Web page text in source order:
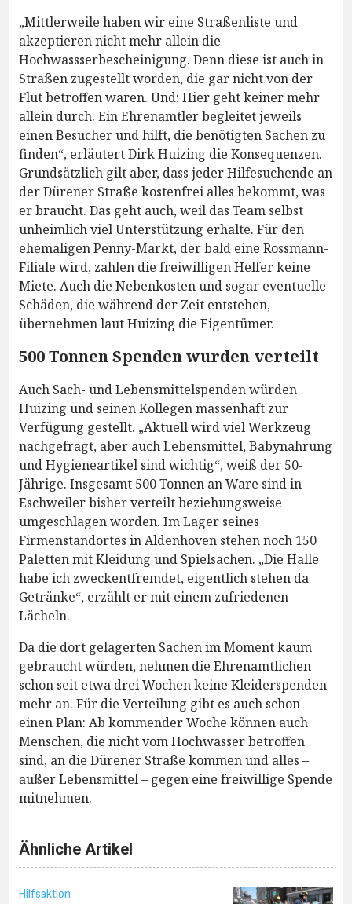
„Mittlerweile haben wir eine Straßenliste und
akzeptieren nicht mehr allein die
Hochwassserbescheinigung. Denn diese ist auch in
Straßen zugestellt worden, die gar nicht von der
Flut betroffen waren. Und: Hier geht keiner mehr
allein durch. Ein Ehrenamtler begleitet jeweils
einen Besucher und hilft, die benötigten Sachen zu
finden“, erläutert Dirk Huizing die Konsequenzen.
Grundsätzlich gilt aber, dass jeder Hilfesuchende an
der Dürener Straße kostenfrei alles bekommt, was
er braucht. Das geht auch, weil das Team selbst
unheimlich viel Unterstützung erhalte. Für den
ehemaligen Penny-Markt, der bald eine Rossmann-
Filiale wird, zahlen die freiwilligen Helfer keine
Miete. Auch die Nebenkosten und sogar eventuelle
Schäden, die während der Zeit entstehen,
übernehmen laut Huizing die Eigentümer.
500 Tonnen Spenden wurden verteilt
Auch Sach- und Lebensmittelspenden würden
Huizing und seinen Kollegen massenhaft zur
Verfügung gestellt. „Aktuell wird viel Werkzeug
nachgefragt, aber auch Lebensmittel, Babynahrung
und Hygieneartikel sind wichtig“, weiß der 50-
Jährige. Insgesamt 500 Tonnen an Ware sind in
Eschweiler bisher verteilt beziehungsweise
umgeschlagen worden. Im Lager seines
Firmenstandortes in Aldenhoven stehen noch 150
Paletten mit Kleidung und Spielsachen. „Die Halle
habe ich zweckentfremdet, eigentlich stehen da
Getränke“, erzählt er mit einem zufriedenen
Lächeln.
Da die dort gelagerten Sachen im Moment kaum
gebraucht würden, nehmen die Ehrenamtlichen
schon seit etwa drei Wochen keine Kleiderspenden
mehr an. Für die Verteilung gibt es auch schon
einen Plan: Ab kommender Woche können auch
Menschen, die nicht vom Hochwasser betroffen
sind, an die Dürener Straße kommen und alles –
außer Lebensmittel – gegen eine freiwillige Spende
mitnehmen.
Ähnliche Artikel
Hilfsaktion